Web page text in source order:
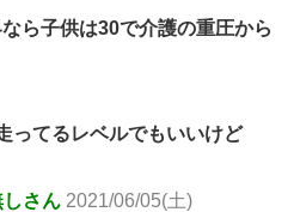
ら子供は30で介護の重圧から
ってるレベルでもいいけど
さん 2021/06/05(土)